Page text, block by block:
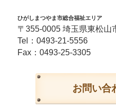
ひがしまつやま市総合福祉エリア
〒355-0005 埼玉県東松山
Tel： 0493-21-5556
Fax：0493-25-3305
お問い合